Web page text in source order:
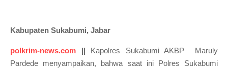
Kabupaten Sukabumi, Jabar
polkrim-news.com ||
Kapolres Sukabumi AKBP Maruly
Pardede menyampaikan, bahwa saat ini Polres Sukabumi